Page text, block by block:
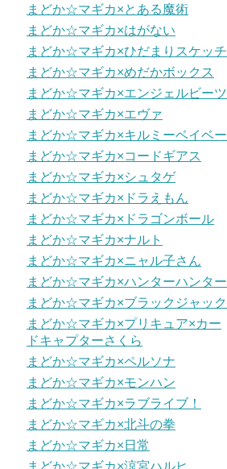
まどか☆マギカ×とある魔術
まどか☆マギカ×はがない
まどか☆マギカ×ひだまりスケッチ
まどか☆マギカ×めだかボックス
まどか☆マギカ×エンジェルビーツ
まどか☆マギカ×エヴァ
まどか☆マギカ×キルミーベイベー
まどか☆マギカ×コードギアス
まどか☆マギカ×シュタゲ
まどか☆マギカ×ドラえもん
まどか☆マギカ×ドラゴンボール
まどか☆マギカ×ナルト
まどか☆マギカ×ニャル子さん
まどか☆マギカ×ハンターハンター
まどか☆マギカ×ブラックジャック
まどか☆マギカ×プリキュア×カー
ドキャプターさくら
まどか☆マギカ×ペルソナ
まどか☆マギカ×モンハン
まどか☆マギカ×ラブライブ！
まどか☆マギカ×北斗の拳
まどか☆マギカ×日常
まどか☆マギカ×涼宮ハルヒ